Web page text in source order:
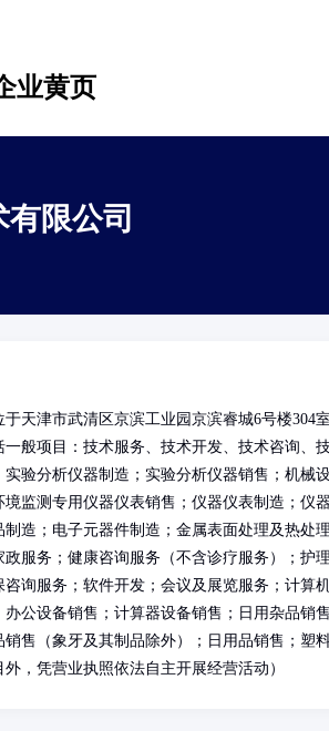
业黄页
限公司
天津市武清区京滨工业园京滨睿城6号楼304
般项目：技术服务、技术开发、技术咨询、
验分析仪器制造；实验分析仪器销售；机械
监测专用仪器仪表销售；仪器仪表制造；仪
制造；电子元器件制造；金属表面处理及热处
服务；健康咨询服务（不含诊疗服务）；护
询服务；软件开发；会议及展览服务；计算
公设备销售；计算器设备销售；日用杂品销
售（象牙及其制品除外）；日用品销售；塑
，凭营业执照依法自主开展经营活动）